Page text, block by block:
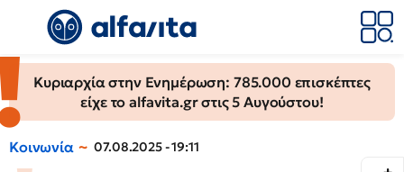
Κυριαρχία στην Ενημέρωση: 785.000 επισκέπτες
είχε το alfavita.gr στις 5 Αυγούστου!
Κοινωνία 07.08.2025 - 19:11